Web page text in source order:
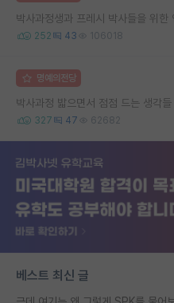
박사과정생과 프레시 박사들을 위한
252 43 106018
명예의전당
박사과정 밟으면서 점점 드는 생각들
327 47 62682
베스트 최신 글